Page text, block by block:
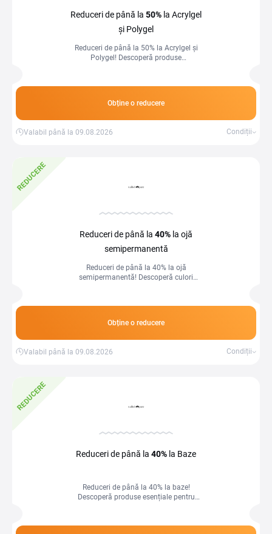
Reduceri de până la 50% la Acrylgel
și Polygel
Reduceri de până la 50% la Acrylgel și
Polygel! Descoperă produse
Obține o reducere
Valabil până la 09.08.2026 Condiții
REDUCERE
Reduceri de până la 40% la ojă
semipermanentă
Reduceri de până la 40% la ojă
semipermanentă! Descoperă culori
Obține o reducere
Valabil până la 09.08.2026 Condiții
REDUCERE
Reduceri de până la 40% la Baze
Reduceri de până la 40% la baze!
Descoperă produse esențiale pentru